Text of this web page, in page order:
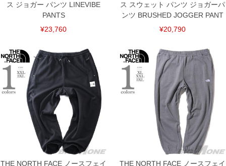
ス ジョガー パンツ LINEVIBE
PANTS
¥23,760
ス スウェット パンツ ジョガーパ
ンツ BRUSHED JOGGER PANT
¥20,790
THE NORTH FACE ノースフェイ
THE NORTH FACE ノースフェイ